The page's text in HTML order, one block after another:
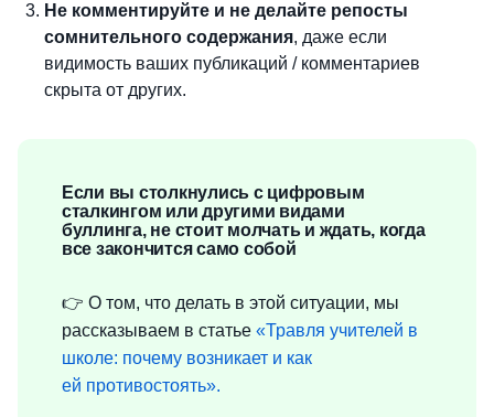
Не комментируйте и не делайте репосты
сомнительного содержания, даже если
видимость ваших публикаций / комментариев
скрыта от других.
Если вы столкнулись с цифровым
сталкингом или другими видами
буллинга, не стоит молчать и ждать, когда
все закончится само собой
👉 О том, что делать в этой ситуации, мы
рассказываем в статье «Травля учителей в
школе: почему возникает и как
ей противостоять».